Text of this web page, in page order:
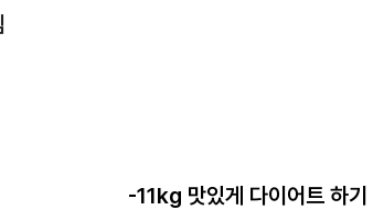
-11kg 맛있게 다이어트 하기